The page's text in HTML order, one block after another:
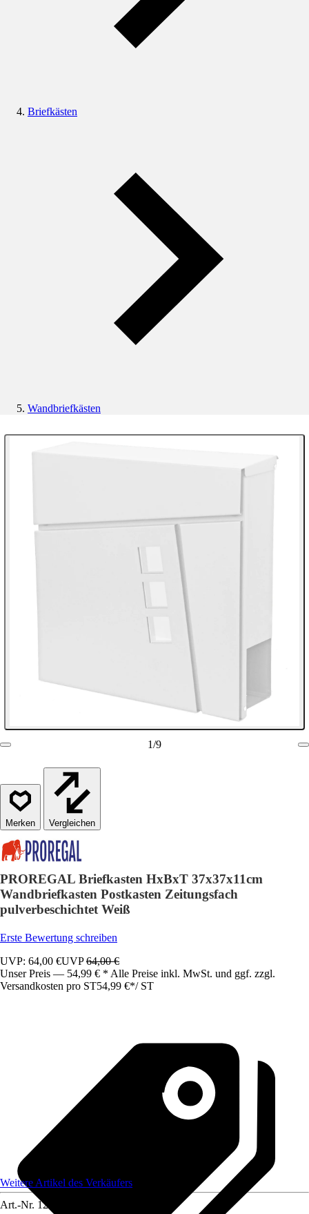
Briefkästen
Wandbriefkästen
1/9
Vergleichen
PROREGAL Briefkasten HxBxT 37x37x11cm
Wandbriefkasten Postkasten Zeitungsfach
pulverbeschichtet Weiß
Erste Bewertung schreiben
UVP: 64,00 €UVP64,00 €
Unser Preis — 54,99 € * Alle Preise inkl. MwSt. und ggf. zzgl.
Versandkosten pro ST54,99 €*/ ST
Weitere Artikel des Verkäufers
Art.-Nr. 12585370